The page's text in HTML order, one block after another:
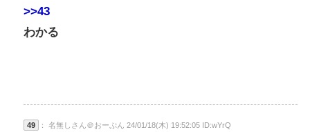
>>43
わかる
49 ： 名無しさん＠おーぷん 24/01/18(木) 19:52:05 ID:wYrQ